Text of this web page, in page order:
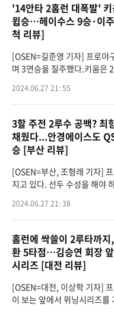
'14안타 2홈런 대폭발'
윕승…헤이수스 9승·이
척 리뷰]
[OSEN=길준영 기자] 프로야
며 3연승을 질주했다.키움은
하며 NC와의 3연전에
2024.06.27 21: 55
3할 주전 2루수 공백? 최
채웠다...안경에이스도
승 [부산 리뷰]
[OSEN=부산, 조형래 기자]
지고 있다. 선두 수성을 해야
사직구장에서 열린 &
2024.06.27 21: 38
홈런에 싹쓸이 2루타까
환 5타점…김승연 회장
시리즈 [대전 리뷰]
[OSEN=대전, 이상학 기자]
이 보는 앞에서 위닝시리즈